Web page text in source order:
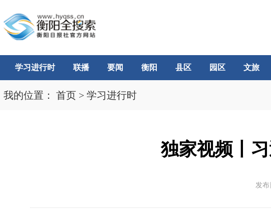
学习进行时 联播 要闻 衡阳 县区 园区 文旅
我的位置： 首页 > 学习进行时
独家视频丨
发布